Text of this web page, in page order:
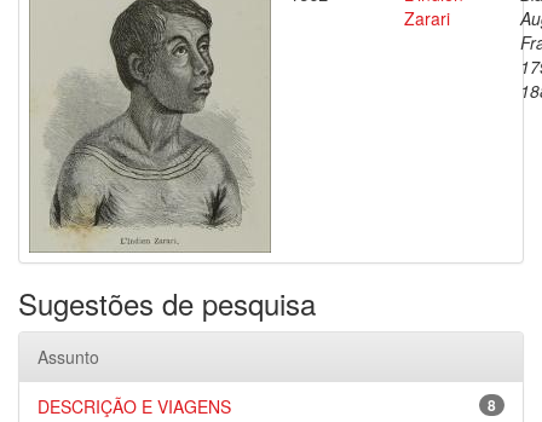
Zarari
Sugestões de pesquisa
Assunto
8
DESCRIÇÃO E VIAGENS